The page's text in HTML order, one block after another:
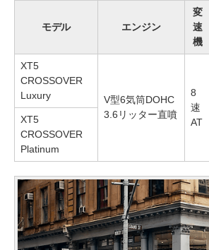
モデル エンジン
変
速
機
XT5
CROSSOVER
Luxury
V型6気筒DOHC
3.6リッター直噴
8
速
AT
XT5
CROSSOVER
Platinum